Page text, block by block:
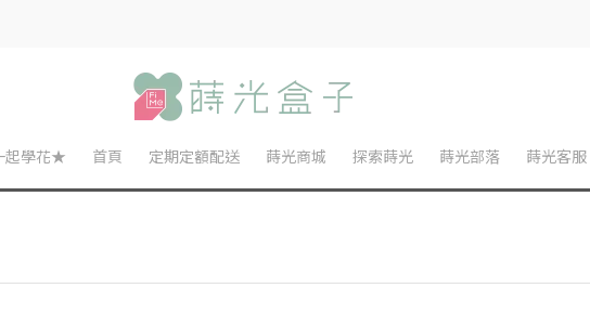
起學花★ 首頁 定期定額配送 蒔光商城 探索蒔光 蒔光部落 蒔光客服